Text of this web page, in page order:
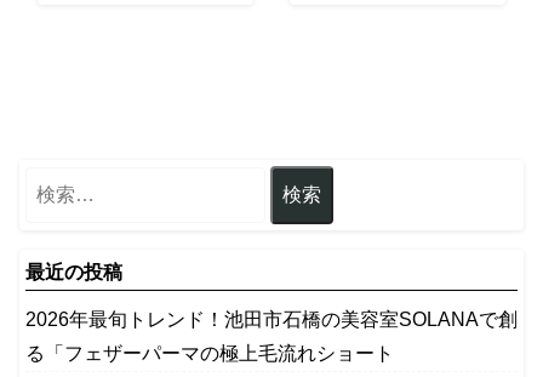
最近の投稿
2026年最旬トレンド！池田市石橋の美容室SOLANAで創
る「フェザーパーマの極上毛流れショート